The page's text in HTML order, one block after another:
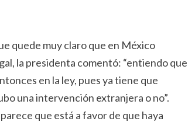
quede muy claro que en México
la presidenta comentó: “entiendo que
en la ley, pues ya tiene que
una intervención extranjera o no”.
que está a favor de que haya